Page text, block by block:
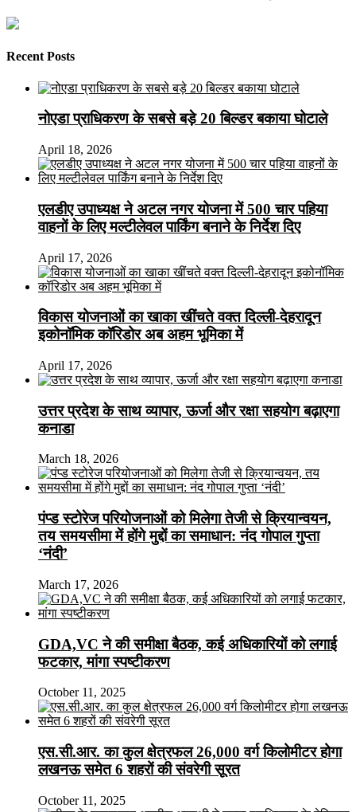
Recent Posts
नोएडा प्राधिकरण के सबसे बड़े 20 बिल्डर बकाया घोटाले
April 18, 2026
एलडीए उपाध्यक्ष ने अटल नगर योजना में 500 चार पहिया
वाहनों के लिए मल्टीलेवल पार्किंग बनाने के निर्देश दिए
April 17, 2026
विकास योजनाओं का खाका खींचते वक्त दिल्ली-देहरादून
इकोनॉमिक कॉरिडोर अब अहम भूमिका में
April 17, 2026
उत्तर प्रदेश के साथ व्यापार, ऊर्जा और रक्षा सहयोग बढ़ाएगा
कनाडा
March 18, 2026
पंप्ड स्टोरेज परियोजनाओं को मिलेगा तेजी से क्रियान्वयन,
तय समयसीमा में होंगे मुद्दों का समाधान: नंद गोपाल गुप्ता
‘नंदी’
March 17, 2026
GDA,VC ने की समीक्षा बैठक, कई अधिकारियों को लगाई
फटकार, मांगा स्पष्टीकरण
October 11, 2025
एस.सी.आर. का कुल क्षेत्रफल 26,000 वर्ग किलोमीटर होगा
लखनऊ समेत 6 शहरों की संवरेगी सूरत
October 11, 2025